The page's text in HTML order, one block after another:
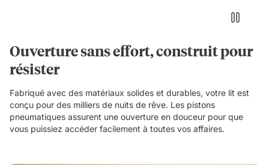
Ouverture sans effort, construit pour
résister
Fabriqué avec des matériaux solides et durables, votre lit est
conçu pour des milliers de nuits de rêve. Les pistons
pneumatiques assurent une ouverture en douceur pour que
vous puissiez accéder facilement à toutes vos affaires.